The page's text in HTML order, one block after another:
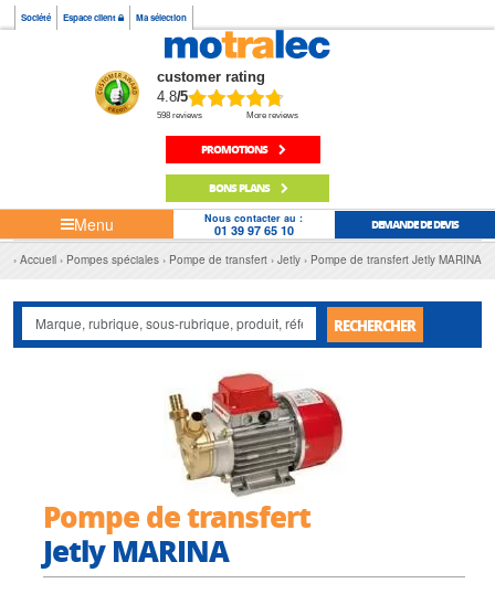
Société Espace client Ma sélection
customer rating
4.8/5
598 reviews More reviews
PROMOTIONS
BONS PLANS
Menu Nous contacter au :
01 39 97 65 10 DEMANDE DE DEVIS
Accueil Pompes spéciales Pompe de transfert Jetly Pompe de transfert Jetly MARINA
RECHERCHER
Pompe de transfert
Jetly MARINA